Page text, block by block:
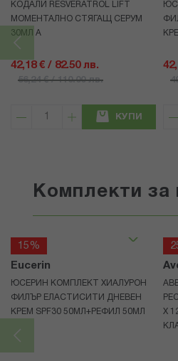
КОДАЛИ RESVERATROL LIFT
МОМЕНТАЛНО СТЯГАЩ СЕРУМ
30МЛ А
42,18 € / 82.50 лв.
56,24 € / 110.00 лв.
КУПИ
Комплекти за
15%
Eucerin
ЮСЕРИН КОМПЛЕКТ ХИАЛУРОН
ФИЛЪР ЕЛАСТИСИТИ ДНЕВЕН
КРЕМ SPF30 50МЛ+РЕФИЛ 50МЛ
Х